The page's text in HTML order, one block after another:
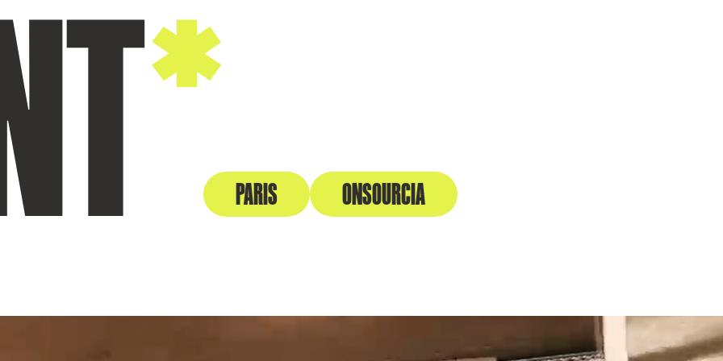
* PARIS ONSOURCIA